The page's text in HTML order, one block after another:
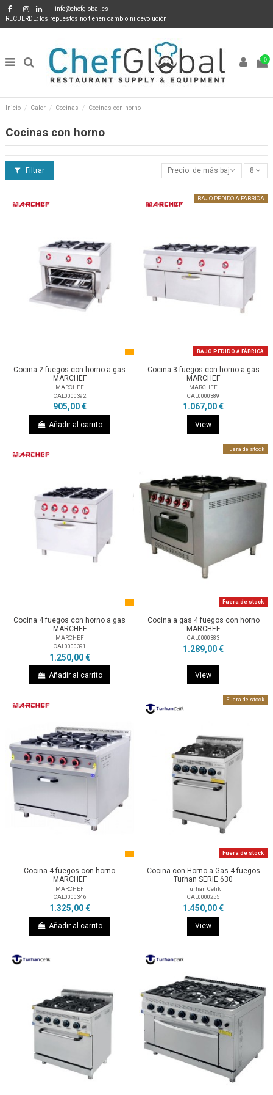
info@chefglobal.es
RECUERDE: los repuestos no tienen cambio ni devolución
0
Inicio Calor Cocinas Cocinas con horno
Cocinas con horno
Filtrar Precio: de más bajo a más alto
8
Cocina 2 fuegos con horno a gas
MARCHEF
MARCHEF
CAL0000392
905,00 €
Añadir al carrito
BAJO PEDIDO A FÁBRICA
BAJO PEDIDO A FÁBRICA
Cocina 3 fuegos con horno a gas
MARCHEF
MARCHEF
CAL0000389
1.067,00 €
View
Cocina 4 fuegos con horno a gas
MARCHEF
MARCHEF
CAL0000391
1.250,00 €
Añadir al carrito
Fuera de stock
Fuera de stock
Cocina a gas 4 fuegos con horno
MARCHEF
CAL0000383
1.289,00 €
View
Cocina 4 fuegos con horno
MARCHEF
MARCHEF
CAL0000346
1.325,00 €
Añadir al carrito
Fuera de stock
Fuera de stock
Cocina con Horno a Gas 4 fuegos
Turhan SERIE 630
Turhan Celik
CAL0000255
1.450,00 €
View